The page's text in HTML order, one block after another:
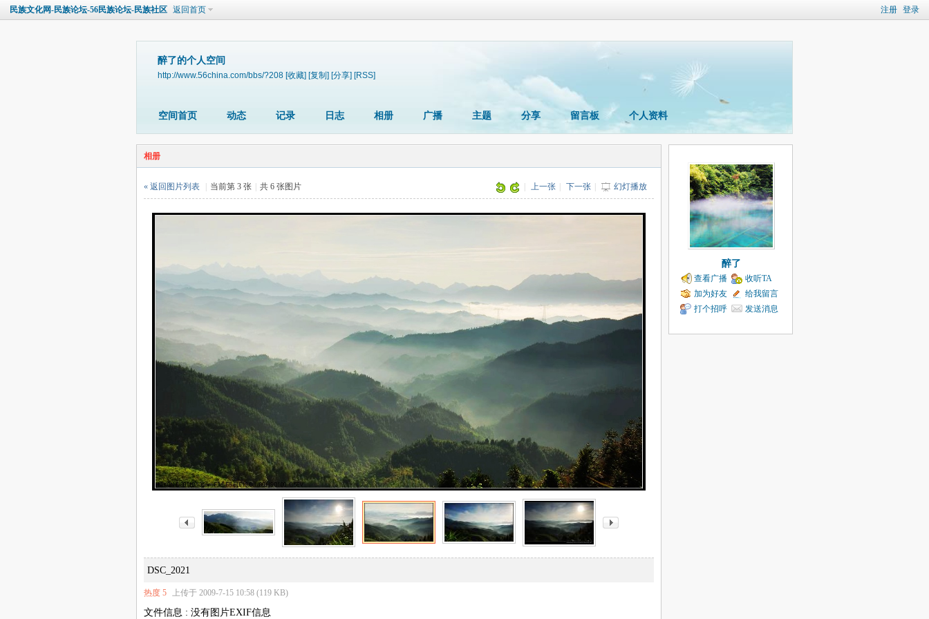
注册 登录
民族文化网-民族论坛-56民族论坛-民族社区 返回首页
醉了的个人空间
http://www.56china.com/bbs/?208 [收藏] [复制] [分享] [RSS]
空间首页 动态 记录 日志 相册 广播 主题 分享 留言板 个人资料
相册
上一张 下一张 幻灯播放
« 返回图片列表 当前第 3 张 共 6 张图片
DSC_2021
热度 5 上传于 2009-7-15 10:58 (119 KB)
文件信息 : 没有图片EXIF信息
醉了
查看广播
收听TA
加为好友
给我留言
打个招呼
发送消息